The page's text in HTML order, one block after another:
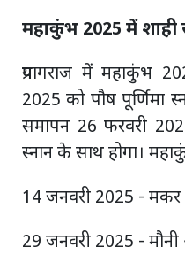
महाकुंभ 2025 में शाही
प्रयागराज में महाकुंभ
2025 को पौष पूर्णिमा
समापन 26 फरवरी
स्नान के साथ होगा।
14 जनवरी 2025 - मकर
29 जनवरी 2025 - मौनी